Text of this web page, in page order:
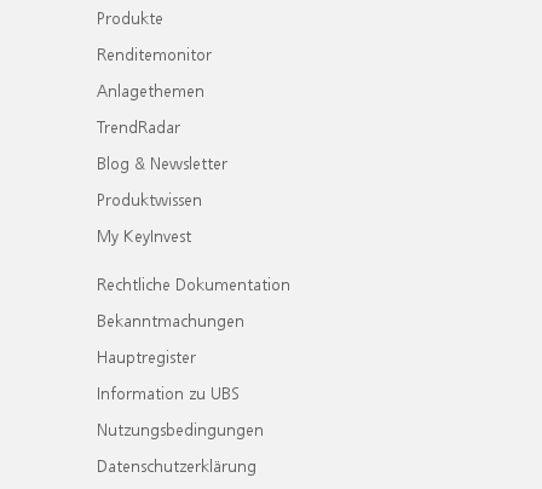
Produkte
Renditemonitor
Anlagethemen
TrendRadar
Blog & Newsletter
Produktwissen
My KeyInvest
Rechtliche Dokumentation
Bekanntmachungen
Hauptregister
Information zu UBS
Nutzungsbedingungen
Datenschutzerklärung